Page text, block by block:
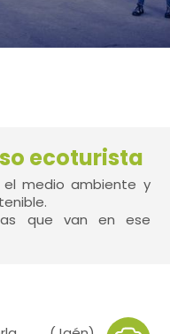
ecoturista
el medio ambiente y
que van en ese